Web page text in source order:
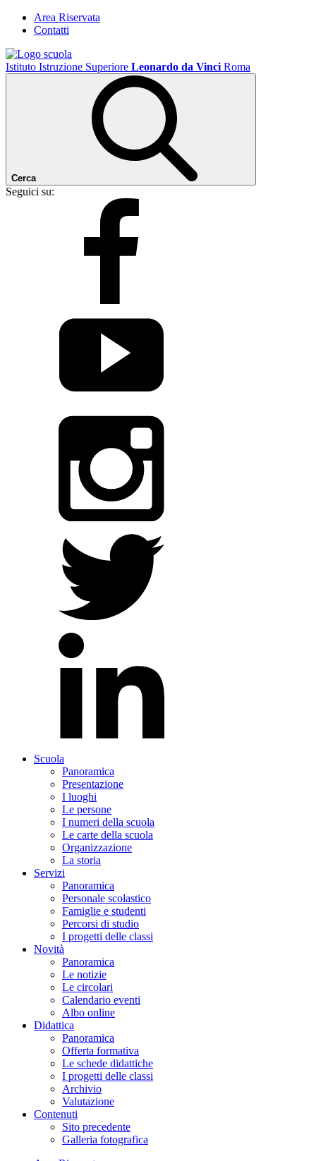
Area Riservata
Contatti
Istituto Istruzione Superiore Leonardo da Vinci Roma
Cerca
Seguici su:
Scuola
Panoramica
Presentazione
I luoghi
Le persone
I numeri della scuola
Le carte della scuola
Organizzazione
La storia
Servizi
Panoramica
Personale scolastico
Famiglie e studenti
Percorsi di studio
I progetti delle classi
Novità
Panoramica
Le notizie
Le circolari
Calendario eventi
Albo online
Didattica
Panoramica
Offerta formativa
Le schede didattiche
I progetti delle classi
Archivio
Valutazione
Contenuti
Sito precedente
Galleria fotografica